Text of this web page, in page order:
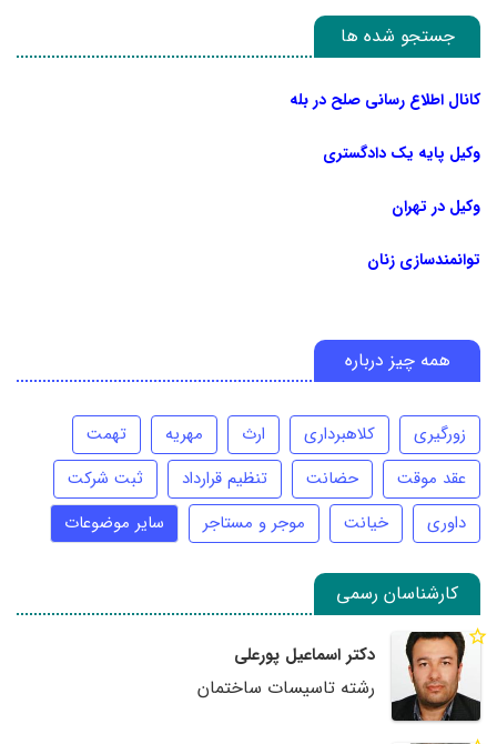
جستجو شده ها
کانال اطلاع رسانی صلح در بله
وکیل پایه یک دادگستری
وکیل در تهران
توانمندسازی زنان
همه چیز درباره
زورگیری کلاهبرداری ارث مهریه
تهمت
عقد موقت
حضانت تنظیم قرارداد
ثبت شرکت
داوری
خیانت موجر و مستاجر سایر موضوعات
کارشناسان رسمی
دکتر اسماعیل پورعلی
رشته تاسیسات ساختمان